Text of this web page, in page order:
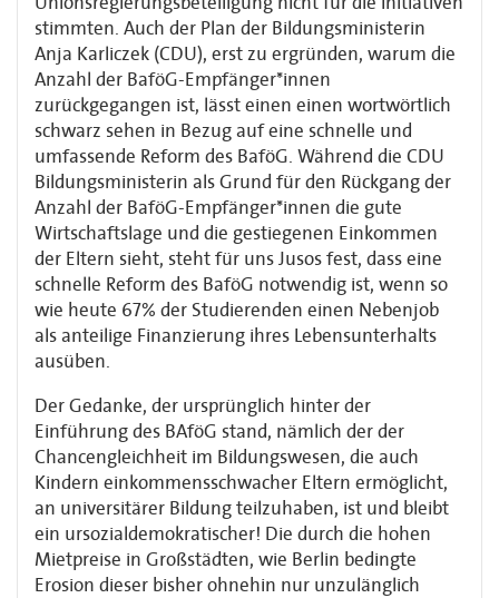
stimmten. Auch der Plan der Bildungsministerin
Anja Karliczek (CDU), erst zu ergründen, warum die
Anzahl der BaföG-Empfänger*innen
zurückgegangen ist, lässt einen einen wortwörtlich
schwarz sehen in Bezug auf eine schnelle und
umfassende Reform des BaföG. Während die CDU
Bildungsministerin als Grund für den Rückgang der
Anzahl der BaföG-Empfänger*innen die gute
Wirtschaftslage und die gestiegenen Einkommen
der Eltern sieht, steht für uns Jusos fest, dass eine
schnelle Reform des BaföG notwendig ist, wenn so
wie heute 67% der Studierenden einen Nebenjob
als anteilige Finanzierung ihres Lebensunterhalts
ausüben.
Der Gedanke, der ursprünglich hinter der
Einführung des BAföG stand, nämlich der der
Chancengleichheit im Bildungswesen, die auch
Kindern einkommensschwacher Eltern ermöglicht,
an universitärer Bildung teilzuhaben, ist und bleibt
ein ursozialdemokratischer! Die durch die hohen
Mietpreise in Großstädten, wie Berlin bedingte
Erosion dieser bisher ohnehin nur unzulänglich